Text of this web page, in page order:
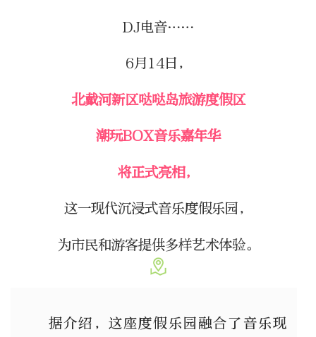
DJ电音……
6月14日，
北戴河新区哒哒岛旅游度假区
潮玩BOX音乐嘉年华
将正式亮相，
这一现代沉浸式音乐度假乐园，
为市民和游客提供多样艺术体验。
据介绍，这座度假乐园融合了音乐现